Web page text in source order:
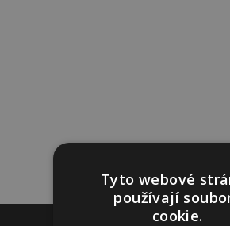
Reklama
Tyto webové
používají
cookie.